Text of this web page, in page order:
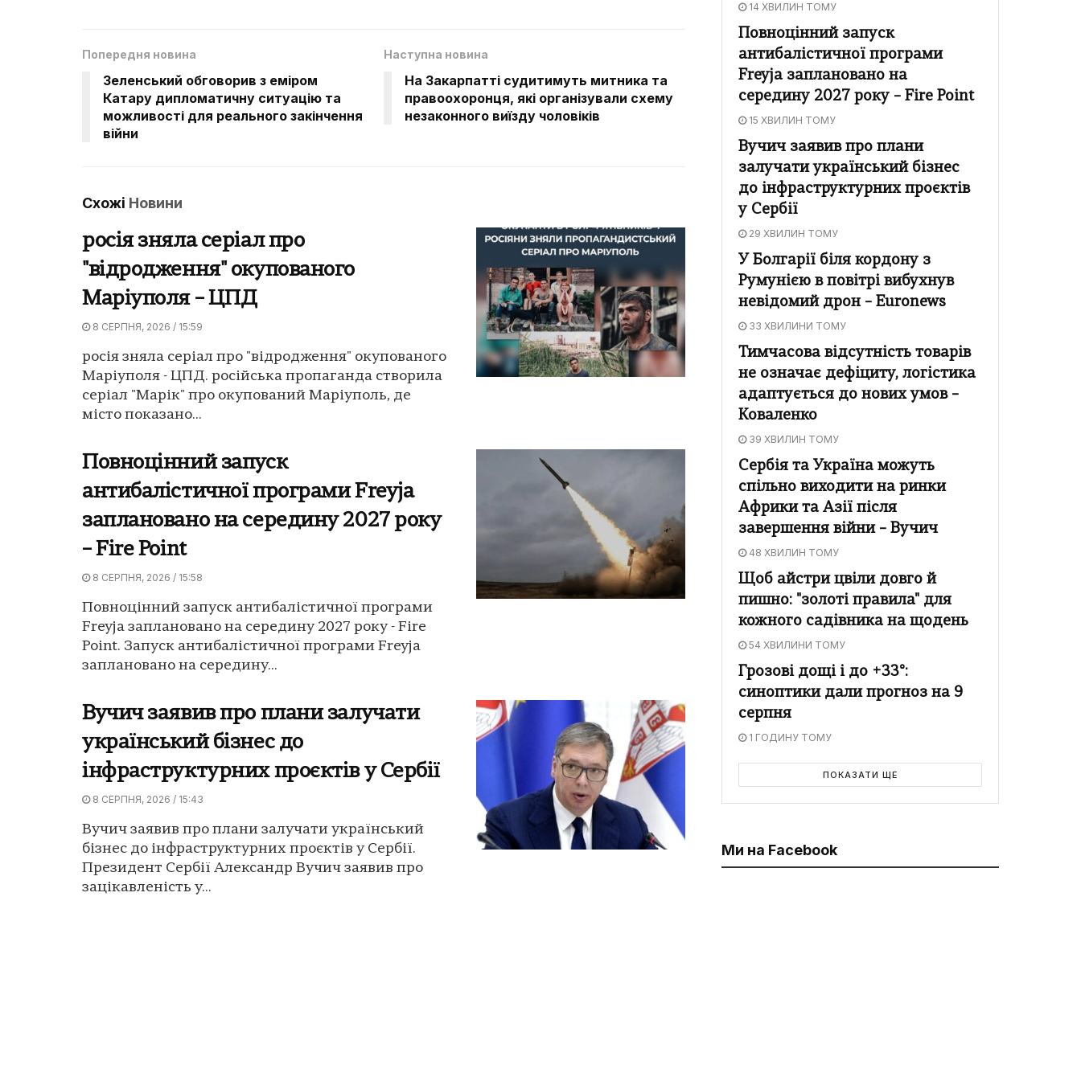
Попередня новина
Зеленський обговорив з еміром
Катару дипломатичну ситуацію та
можливості для реального закінчення
війни
Наступна новина
На Закарпатті судитимуть митника та
правоохоронця, які організували схему
незаконного виїзду чоловіків
Схожі Новини
росія зняла серіал про
"відродження" окупованого
Маріуполя – ЦПД
8 СЕРПНЯ, 2026 / 15:59
росія зняла серіал про "відродження" окупованого
Маріуполя - ЦПД. російська пропаганда створила
серіал "Марік" про окупований Маріуполь, де
місто показано...
Повноцінний запуск
антибалістичної програми Freyja
заплановано на середину 2027 року
– Fire Point
8 СЕРПНЯ, 2026 / 15:58
Повноцінний запуск антибалістичної програми
Freyja заплановано на середину 2027 року - Fire
Point. Запуск антибалістичної програми Freyja
заплановано на середину...
Вучич заявив про плани залучати
український бізнес до
інфраструктурних проєктів у Сербії
8 СЕРПНЯ, 2026 / 15:43
Вучич заявив про плани залучати український
бізнес до інфраструктурних проєктів у Сербії.
Президент Сербії Александр Вучич заявив про
зацікавленість у...
14 ХВИЛИН ТОМУ
Повноцінний запуск
антибалістичної програми
Freyja заплановано на
середину 2027 року – Fire Point
15 ХВИЛИН ТОМУ
Вучич заявив про плани
залучати український бізнес
до інфраструктурних проєктів
у Сербії
29 ХВИЛИН ТОМУ
У Болгарії біля кордону з
Румунією в повітрі вибухнув
невідомий дрон – Euronews
33 ХВИЛИНИ ТОМУ
Тимчасова відсутність товарів
не означає дефіциту, логістика
адаптується до нових умов –
Коваленко
39 ХВИЛИН ТОМУ
Сербія та Україна можуть
спільно виходити на ринки
Африки та Азії після
завершення війни – Вучич
48 ХВИЛИН ТОМУ
Щоб айстри цвіли довго й
пишно: "золоті правила" для
кожного садівника на щодень
54 ХВИЛИНИ ТОМУ
Грозові дощі і до +33°:
синоптики дали прогноз на 9
серпня
1 ГОДИНУ ТОМУ
ПОКАЗАТИ ЩЕ
Ми на Facebook